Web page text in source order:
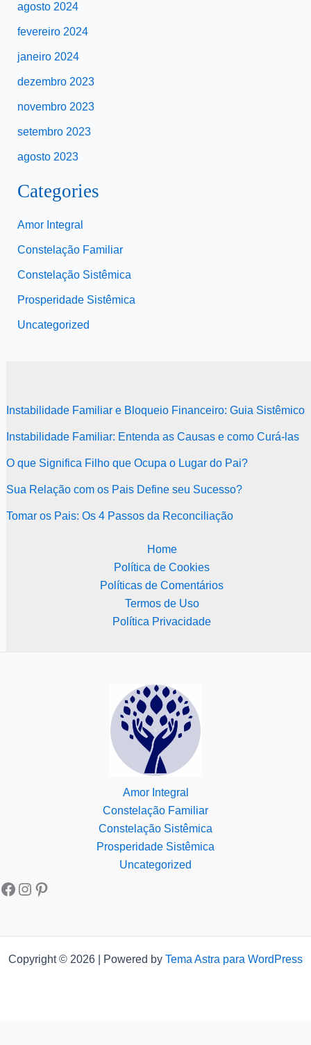
agosto 2024
fevereiro 2024
janeiro 2024
dezembro 2023
novembro 2023
setembro 2023
agosto 2023
Categories
Amor Integral
Constelação Familiar
Constelação Sistêmica
Prosperidade Sistêmica
Uncategorized
Instabilidade Familiar e Bloqueio Financeiro: Guia Sistêmico
Instabilidade Familiar: Entenda as Causas e como Curá-las
O que Significa Filho que Ocupa o Lugar do Pai?
Sua Relação com os Pais Define seu Sucesso?
Tomar os Pais: Os 4 Passos da Reconciliação
Home
Política de Cookies
Políticas de Comentários
Termos de Uso
Política Privacidade
Amor Integral
Constelação Familiar
Constelação Sistêmica
Prosperidade Sistêmica
Uncategorized
Copyright © 2026 | Powered by Tema Astra para WordPress